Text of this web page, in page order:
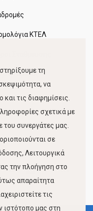
ΚΤΕΛ
Λιμένοςτη
να
τις διαφημίσεις.
σχετικά με
συνεργάτες μας.
σε
Λειτουργικά
την πλοήγηση στο
απαραίτητα
τις
ιστότοπο μας στη